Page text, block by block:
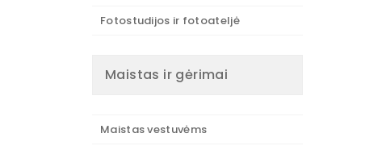
Fotostudijos ir fotoateljė
Maistas ir gėrimai
Maistas vestuvėms